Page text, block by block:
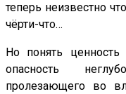
теперь неизвестно
чёрти-что…
Но понять
опасность
пролезающего во